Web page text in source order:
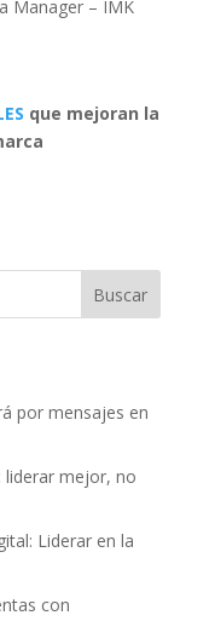
Manager – IMK
que mejoran la
Buscar
por mensajes en
liderar mejor, no
Liderar en la
con